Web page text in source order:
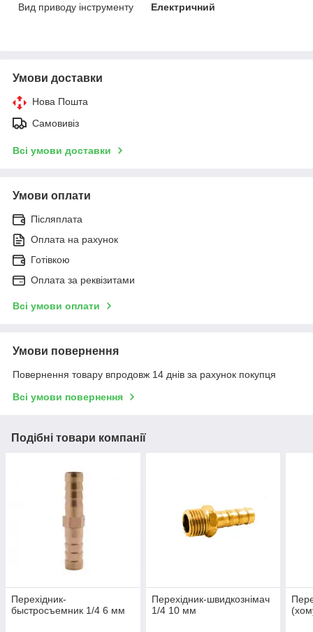
Вид приводу інструменту
Електричний
Умови доставки
Нова Пошта
Самовивіз
Всі умови доставки
Умови оплати
Післяплата
Оплата на рахунок
Готівкою
Оплата за реквізитами
Всі умови оплати
Умови повернення
Повернення товару впродовж 14 днів за рахунок покупця
Всі умови повернення
Подібні товари компанії
Перехідник-
быстросъемник 1/4 6 мм
Перехідник-швидкознімач
1/4 10 мм